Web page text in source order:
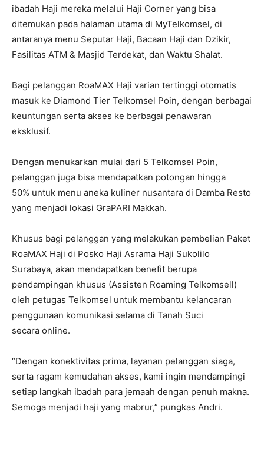
ibadah Haji mereka melalui Haji Corner yang bisa
ditemukan pada halaman utama di MyTelkomsel, di
antaranya menu Seputar Haji, Bacaan Haji dan Dzikir,
Fasilitas ATM & Masjid Terdekat, dan Waktu Shalat.
Bagi pelanggan RoaMAX Haji varian tertinggi otomatis
masuk ke Diamond Tier Telkomsel Poin, dengan berbagai
keuntungan serta akses ke berbagai penawaran
eksklusif.
Dengan menukarkan mulai dari 5 Telkomsel Poin,
pelanggan juga bisa mendapatkan potongan hingga
50% untuk menu aneka kuliner nusantara di Damba Resto
yang menjadi lokasi GraPARI Makkah.
Khusus bagi pelanggan yang melakukan pembelian Paket
RoaMAX Haji di Posko Haji Asrama Haji Sukolilo
Surabaya, akan mendapatkan benefit berupa
pendampingan khusus (Assisten Roaming Telkomsell)
oleh petugas Telkomsel untuk membantu kelancaran
penggunaan komunikasi selama di Tanah Suci
secara online.
“Dengan konektivitas prima, layanan pelanggan siaga,
serta ragam kemudahan akses, kami ingin mendampingi
setiap langkah ibadah para jemaah dengan penuh makna.
Semoga menjadi haji yang mabrur,” pungkas Andri.